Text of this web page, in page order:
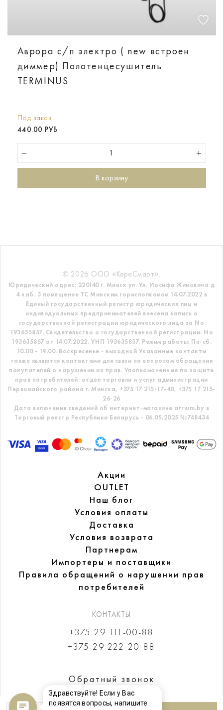
Аврора с/п электро ( new встроен
диммер) Полотенцесушитель
TERMINUS
Под заказ
440.00 РУБ
В корзину
© 2026 ООО «КераСмарт».
Юридический адрес: 220140 г. Минск ул. Ул. Иосифа Жиновича д
4 каб. 3 помещение ТС Минским горисполкомом 14.07.2022 в
Единый государственный регистр юридических лиц и
индивидуальных предпринимателей внесена запись о
государственной регистрации юридического лица за No
193635857. Свидетельство о государственной регистрации: No
193635857 от 14.07.2022. УНП 193635857. Режим работы: Пн-сб.
10.00 - 19.00. Воскресенье - выходной Указанные контакты
также являются контактами для связи по вопросам обращения
покупателей о нарушении их прав. Уполномоченные по защите
прав потребителей: отдел торговли и услуг администрации
Первомайского района г. Минска, +375 17 215-17-40, +375 17 215-
26-26
Дата включения сведений об интернет-магазине atrium.by в
Торговый реестр Республики Беларусь - 06.05.2025 №748434
Акции
OUTLET
Наш блог
Условия оплаты
Доставка
Условия возврата
Партнерам
Импортеры и поставщики
Правила обращений о нарушении прав
потребителей
КОНТАКТЫ
+375 29 111-00-88
+375 29 222-20-88
Обратный звонок
Здравствуйте! Если у Вас
появятся вопросы, напишите